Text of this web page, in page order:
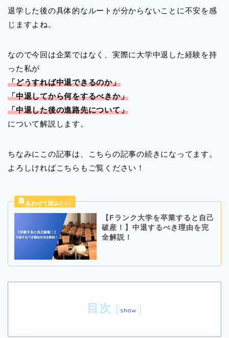
退学した後の具体的なルートが分からないことに不安を感
じますよね。
なので今回は企業ではなく、実際に大学中退した経験を持
った私が
「どうすれば中退できるのか」
「中退してから何をするべきか」
「中退した後の進路先について」
について解説します。
ちなみにこの記事は、こちらの記事の続きになってます。
よろしければこちらもご覧ください！
【Fランク大学を卒業すると自己
破産！】中退するべき理由を完
全解説！
目次 [show ]